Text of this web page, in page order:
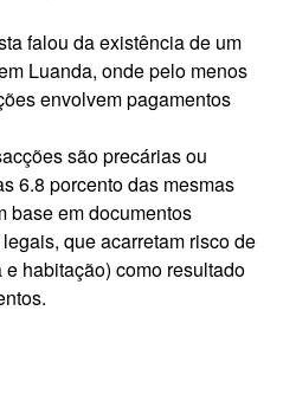
falou da existência de um
Luanda, onde pelo menos
envolvem pagamentos
são precárias ou
6.8 porcento das mesmas
base em documentos
que acarretam risco de
habitação) como resultado